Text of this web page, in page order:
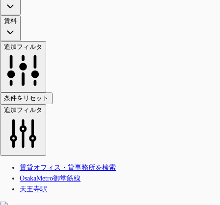
賃料
追加フィルタ
条件をリセット
追加フィルタ
賃貸オフィス・貸事務所を検索
OsakaMetro御堂筋線
天王寺駅